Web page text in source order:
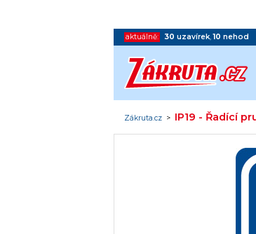
aktuálně: 30 uzavírek,10 nehod
Zákruta.cz > IP19 - Řadící